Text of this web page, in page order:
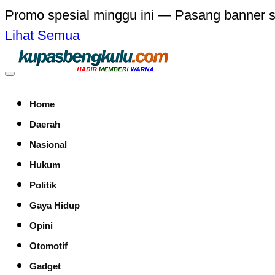
Promo spesial minggu ini — Pasang banner
Lihat Semua
Home
Daerah
Nasional
Hukum
Politik
Gaya Hidup
Opini
Otomotif
Gadget